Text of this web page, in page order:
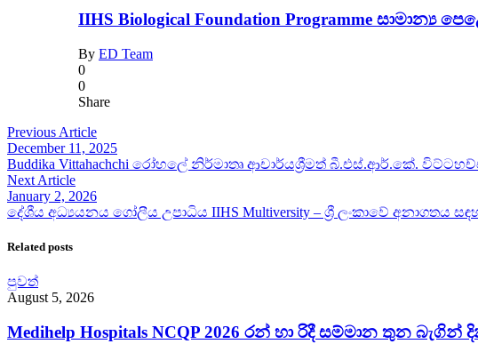
IIHS Biological Foundation Programme
By ED Team
0
0
Share
Previous Article
December 11, 2025
Buddika Vittahachchi රෝහලේ නිර්මාතෘ ආචාර්යශ්‍රීමත් බී.එස්.ආර්.කේ.
Next Article
January 2, 2026
දේශීය අධ්‍යයනය ගෝලීය උපාධිය IIHS Multiversity – ශ්‍රී ලංකාවේ අනාගතය
Related posts
පුවත්
August 5, 2026
Medihelp Hospitals NCQP 2026 රන් හා රිදී සම්මාන තුන බැගින්